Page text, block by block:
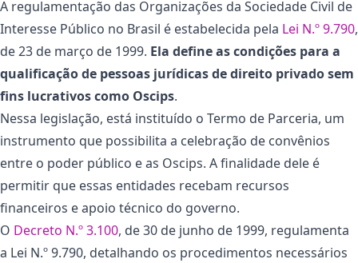
A regulamentação das Organizações da Sociedade Civil de
Interesse Público no Brasil é estabelecida pela Lei N.º 9.790,
de 23 de março de 1999. Ela define as condições para a
qualificação de pessoas jurídicas de direito privado sem
fins lucrativos como Oscips.
Nessa legislação, está instituído o Termo de Parceria, um
instrumento que possibilita a celebração de convênios
entre o poder público e as Oscips. A finalidade dele é
permitir que essas entidades recebam recursos
financeiros e apoio técnico do governo.
O Decreto N.º 3.100, de 30 de junho de 1999, regulamenta
a Lei N.º 9.790, detalhando os procedimentos necessários